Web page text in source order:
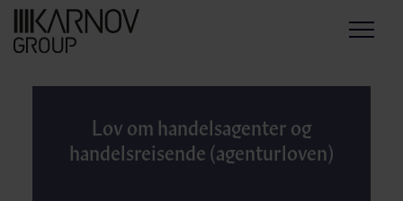
Menu
Lov om handelsagenter og
handelsreisende (agenturloven)